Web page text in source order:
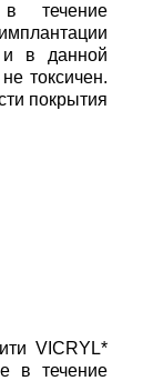
в течение
и в данной
токсичен.
покрытия
VICRYL*
в течение